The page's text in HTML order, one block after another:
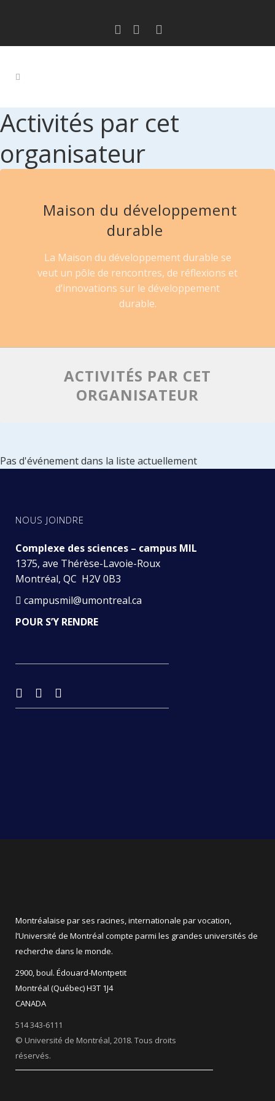
Activités par cet
organisateur
Maison du développement
durable
La Maison du développement durable se
veut un pôle de rencontres, de réflexions et
d’innovations sur le développement
durable.
ACTIVITÉS PAR CET
ORGANISATEUR
Pas d'événement dans la liste actuellement
NOUS JOINDRE
Complexe des sciences – campus MIL
1375, ave Thérèse-Lavoie-Roux
Montréal, QC H2V 0B3
campusmil@umontreal.ca
POUR S’Y RENDRE
Montréalaise par ses racines, internationale par vocation,
l’Université de Montréal compte parmi les grandes universités de
recherche dans le monde.
2900, boul. Édouard-Montpetit
Montréal (Québec) H3T 1J4
CANADA
514 343-6111
© Université de Montréal, 2018. Tous droits
réservés.